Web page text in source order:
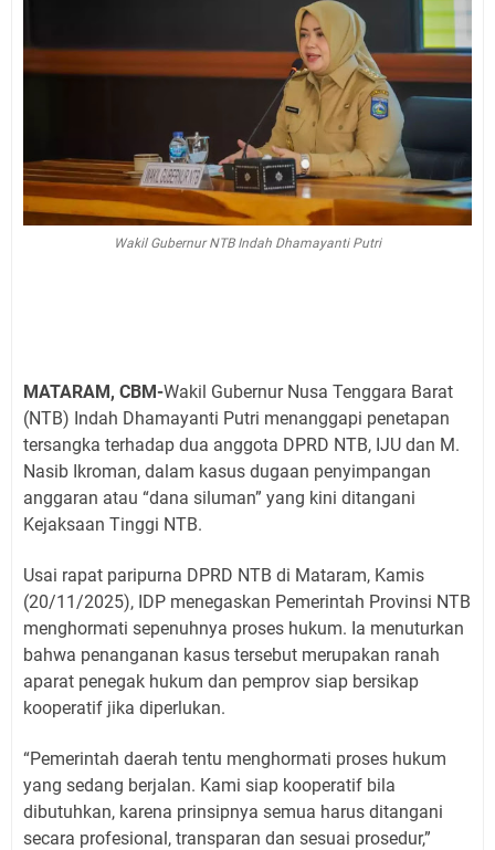
Wakil Gubernur NTB Indah Dhamayanti Putri
MATARAM, CBM-Wakil Gubernur Nusa Tenggara Barat
(NTB) Indah Dhamayanti Putri menanggapi penetapan
tersangka terhadap dua anggota DPRD NTB, IJU dan M.
Nasib Ikroman, dalam kasus dugaan penyimpangan
anggaran atau “dana siluman” yang kini ditangani
Kejaksaan Tinggi NTB.
Usai rapat paripurna DPRD NTB di Mataram, Kamis
(20/11/2025), IDP menegaskan Pemerintah Provinsi NTB
menghormati sepenuhnya proses hukum. Ia menuturkan
bahwa penanganan kasus tersebut merupakan ranah
aparat penegak hukum dan pemprov siap bersikap
kooperatif jika diperlukan.
“Pemerintah daerah tentu menghormati proses hukum
yang sedang berjalan. Kami siap kooperatif bila
dibutuhkan, karena prinsipnya semua harus ditangani
secara profesional, transparan dan sesuai prosedur,”